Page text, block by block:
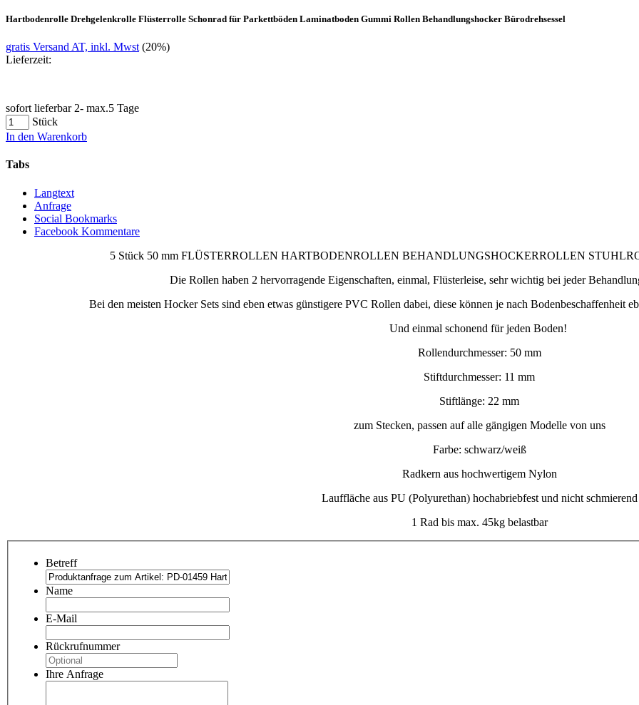
Hartbodenrolle Drehgelenkrolle Flüsterrolle Schonrad für Parkettböden Laminatboden Gummi Rollen Behandlungshocker Bürodrehsessel
gratis Versand AT, inkl. Mwst (20%)
Lieferzeit:
sofort lieferbar 2- max.5 Tage
Stück
In den Warenkorb
Tabs
Langtext
Anfrage
Social Bookmarks
Facebook Kommentare
5 Stück 50 mm FLÜSTERROLLEN HARTBODENROLLEN BEHANDLUNGSHOCKERROLLEN
Die Rollen haben 2 hervorragende Eigenschaften, einmal, Flüsterleise, sehr wichtig bei jeder
Bei den meisten Hocker Sets sind eben etwas günstigere PVC Rollen dabei, diese können je nach Bodenbeschaffenheit
Und einmal schonend für jeden Boden!
Rollendurchmesser: 50 mm
Stiftdurchmesser: 11 mm
Stiftlänge: 22 mm
zum Stecken, passen auf alle gängigen Modelle von uns
Farbe: schwarz/weiß
Radkern aus hochwertigem Nylon
Lauffläche aus PU (Polyurethan) hochabriebfest und nicht schmierend
1 Rad bis max. 45kg belastbar
Betreff
Name
E-Mail
Rückrufnummer
Ihre Anfrage